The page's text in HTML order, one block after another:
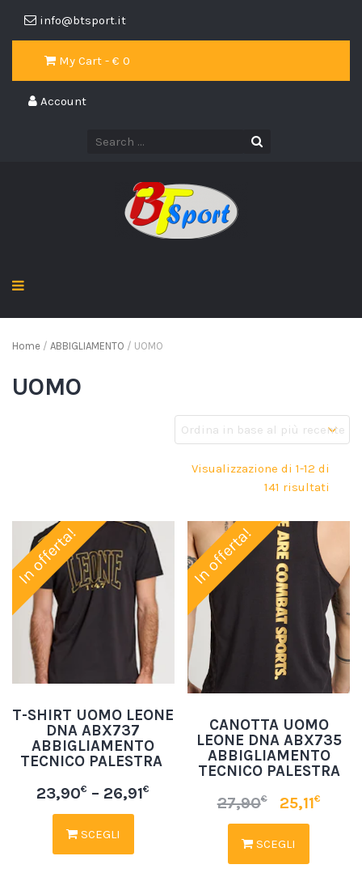
info@btsport.it
My Cart - € 0
Account
Home / ABBIGLIAMENTO / UOMO
UOMO
Visualizzazione di 1-12 di
141 risultati
In offerta!
T-SHIRT UOMO LEONE
DNA ABX737
ABBIGLIAMENTO
TECNICO PALESTRA
23,90€ – 26,91€
SCEGLI
In offerta!
CANOTTA UOMO
LEONE DNA ABX735
ABBIGLIAMENTO
TECNICO PALESTRA
27,90€ 25,11€
SCEGLI